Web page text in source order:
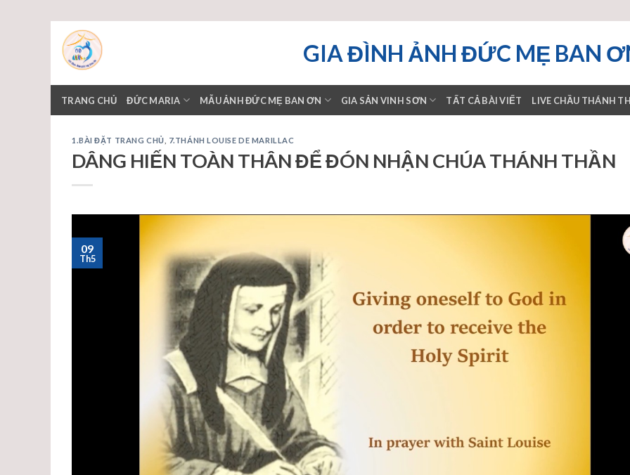
content
GIA ĐÌNH ẢNH ĐỨC MẸ BAN
TRANG CHỦ ĐỨC MARIA MẪU ẢNH ĐỨC MẸ BAN ƠN GIA SẢN VINH SƠN TẤT CẢ BÀI VIẾT LIVE CHẦU THÁNH
1.BÀI ĐẶT TRANG CHỦ 7.THÁNH LOUISE DE MARILLAC
DÂNG HIẾN TOÀN THÂN ĐỂ ĐÓN NHẬN CHÚA THÁNH THẦN
09
Th5